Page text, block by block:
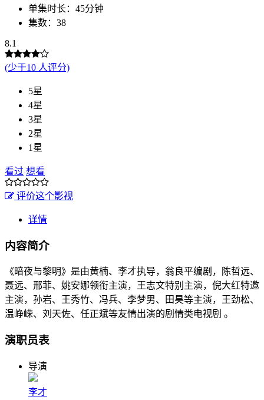
单集时长：45分钟
集数：38
8.1
(少于10 人评分)
5星
4星
3星
2星
1星
看过 想看
评价这个影视
详情
内容简介
《暗夜与黎明》是由黄楠、李才执导，翁良平编剧，陈哲远、
聂远、邢菲、姚安娜领衔主演，王志文特别主演，倪大红特邀
主演，孙岩、王秀竹、冯兵、李梦男、田昊等主演，王劲松、
温峥嵘、刘天佐、任正斌等友情出演的剧情类电视剧 。
演职员表
导演
李才